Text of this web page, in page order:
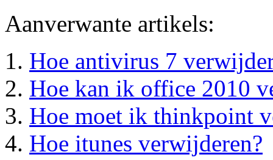
Aanverwante artikels:
Hoe antivirus 7
Hoe kan ik office 2010
Hoe moet ik thinkpoint
Hoe itunes verwijderen?